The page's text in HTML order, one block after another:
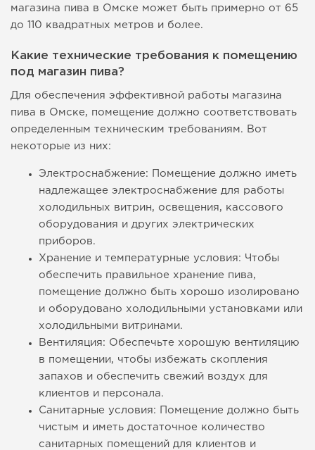
магазина пива в Омске может быть примерно от 65
до 110 квадратных метров и более.
Какие технические требования к помещению
под магазин пива?
Для обеспечения эффективной работы магазина
пива в Омске, помещение должно соответствовать
определенным техническим требованиям. Вот
некоторые из них:
Электроснабжение: Помещение должно иметь
надлежащее электроснабжение для работы
холодильных витрин, освещения, кассового
оборудования и других электрических
приборов.
Хранение и температурные условия: Чтобы
обеспечить правильное хранение пива,
помещение должно быть хорошо изолировано
и оборудовано холодильными установками или
холодильными витринами.
Вентиляция: Обеспечьте хорошую вентиляцию
в помещении, чтобы избежать скопления
запахов и обеспечить свежий воздух для
клиентов и персонала.
Санитарные условия: Помещение должно быть
чистым и иметь достаточное количество
санитарных помещений для клиентов и